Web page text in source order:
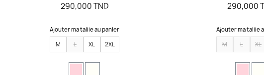
290,000 TND
Ajouter ma taille au panier
M
L XL 2XL
290,000
Ajouter ma taille
M
L XL